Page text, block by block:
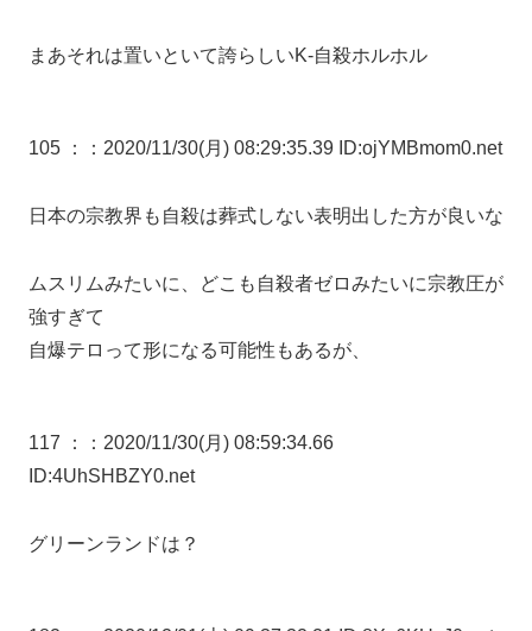
まあそれは置いといて誇らしいK-自殺ホルホル
105 ： ：2020/11/30(月) 08:29:35.39 ID:ojYMBmom0.net
日本の宗教界も自殺は葬式しない表明出した方が良いな
ムスリムみたいに、どこも自殺者ゼロみたいに宗教圧が
強すぎて
自爆テロって形になる可能性もあるが、
117 ：
：2020/11/30(月) 08:59:34.66
ID:4UhSHBZY0.net
グリーンランドは？